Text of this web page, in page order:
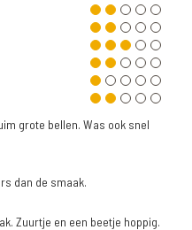
grote bellen. Was ook snel
dan de smaak.
Zuurtje en een beetje hoppig.